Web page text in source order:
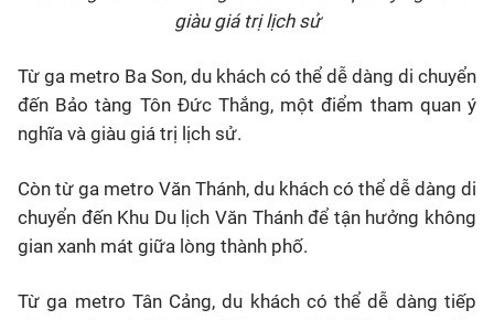
giàu giá trị lịch sử
Từ ga metro Ba Son, du khách có thể dễ dàng di chuyển
đến Bảo tàng Tôn Đức Thắng, một điểm tham quan ý
nghĩa và giàu giá trị lịch sử.
Còn từ ga metro Văn Thánh, du khách có thể dễ dàng di
chuyển đến Khu Du lịch Văn Thánh để tận hưởng không
gian xanh mát giữa lòng thành phố.
Từ ga metro Tân Cảng, du khách có thể dễ dàng tiếp